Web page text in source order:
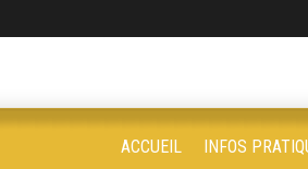
ACCUEIL INFOS